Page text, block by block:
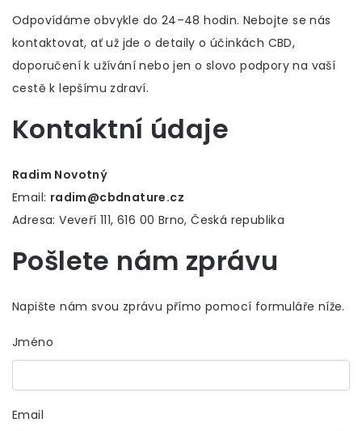
Odpovídáme obvykle do 24–48 hodin. Nebojte se nás
kontaktovat, ať už jde o detaily o účinkách CBD,
doporučení k užívání nebo jen o slovo podpory na vaší
cestě k lepšímu zdraví.
Kontaktní údaje
Radim Novotný
Email: radim@cbdnature.cz
Adresa: Veveří 111, 616 00 Brno, Česká republika
Pošlete nám zprávu
Napište nám svou zprávu přímo pomocí formuláře níže.
Jméno
Email